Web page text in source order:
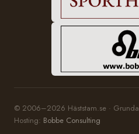
© 2006–2026 Häststam.se ·
Hosting: Bobbe Consulting